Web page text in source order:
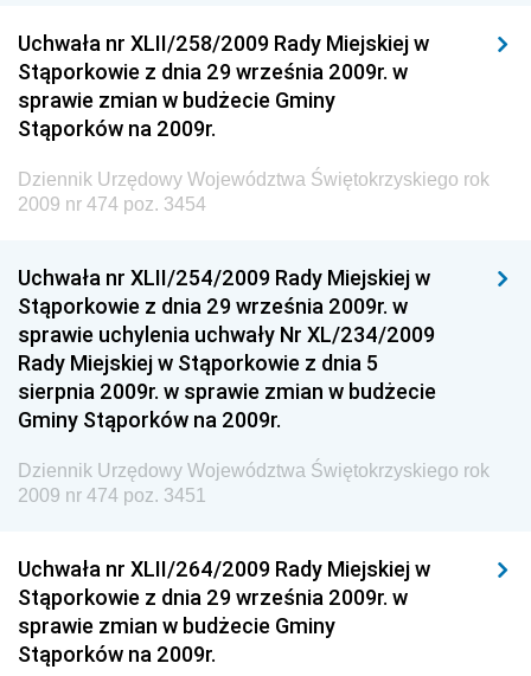
Dziennik Urzędowy Ministra Cyfryzacji
Dziennik Urzędowy Ministra Rozwoju
Dziennik Urzędowy Ministra Infrastruktury i
Dziennik Urzędowy Ministra Gospodarki Morskiej i
Żeglugi Śródlądowej
Dziennik Urzędowy Ministra Finansów
Dziennik Urzędowy Ministra Sprawiedliwości
Dziennik Urzędowy Ministra Rozwoju i Finansów
Dziennik Urzędowy Wyższego Urzędu Górniczego
Dziennik Urzędowy Prezesa Urzędu Transportu
Kolejowego
Technologii
Dziennik Urzędowy Ministra Inwestycji i Rozwoju
Dziennik Urzędowy Naczelnego Dyrektora Archiwów
Państwowych
Uchwała nr XLII/258/2009 Rady Miejskiej w
Stąporkowie z dnia 29 września 2009r. w
sprawie zmian w budżecie Gminy
Stąporków na 2009r.
Dziennik Urzędowy Województwa Świętokrzyskiego rok
2009 nr 474 poz. 3454
Uchwała nr XLII/254/2009 Rady Miejskiej w
Stąporkowie z dnia 29 września 2009r. w
sprawie uchylenia uchwały Nr XL/234/2009
Rady Miejskiej w Stąporkowie z dnia 5
sierpnia 2009r. w sprawie zmian w budżecie
Gminy Stąporków na 2009r.
Dziennik Urzędowy Województwa Świętokrzyskiego rok
2009 nr 474 poz. 3451
Uchwała nr XLII/264/2009 Rady Miejskiej w
Stąporkowie z dnia 29 września 2009r. w
sprawie zmian w budżecie Gminy
Stąporków na 2009r.